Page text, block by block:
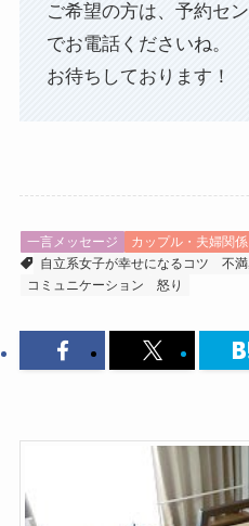
ご希望の方は、予約セ
でお電話くださいね。
お待ちしております！
一言メッセージ
カップル・夫婦関係
自立系女子が幸せになるコツ
不
コミュニケーション
怒り